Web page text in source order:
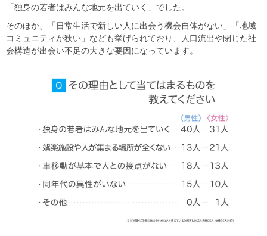
「独身の若者はみんな地元を出ていく」でした。
そのほか、「日常生活で新しい人に出会う機会自体がない」「地域
コミュニティが狭い」なども挙げられており、人口流出や閉じた社
会構造が出会い不足の大きな要因になっています。